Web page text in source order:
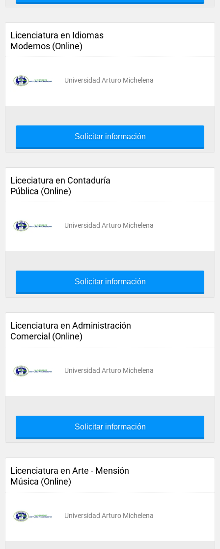
Licenciatura en Idiomas
Modernos (Online)
Universidad Arturo Michelena
Solicitar información
Liceciatura en Contaduría
Pública (Online)
Universidad Arturo Michelena
Solicitar información
Licenciatura en Administración
Comercial (Online)
Universidad Arturo Michelena
Solicitar información
Licenciatura en Arte - Mensión
Música (Online)
Universidad Arturo Michelena